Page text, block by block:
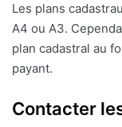
Les plans
A4 ou A3.
plan cadastral au
payant.
Contacter